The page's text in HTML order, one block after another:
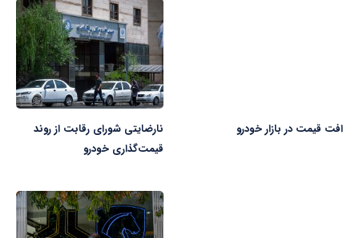
افت قیمت در بازار خودرو
نارضایتی شورای رقابت از روند
قیمت‌گذاری خودرو